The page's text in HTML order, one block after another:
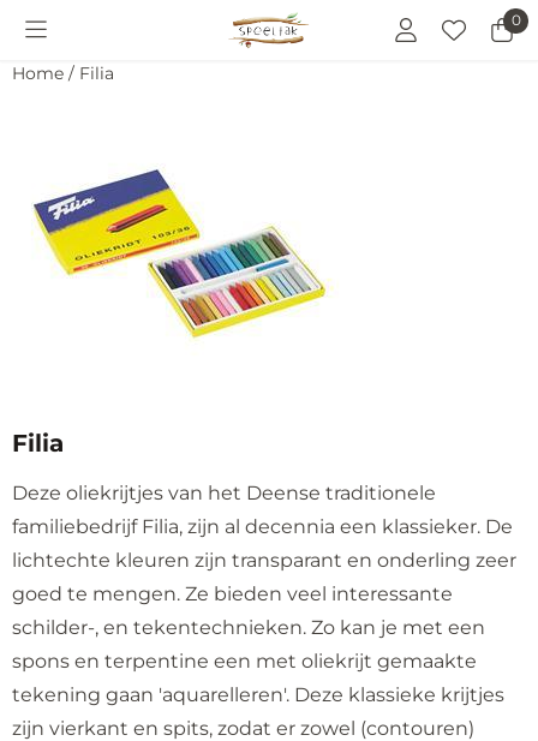
Cookievoorkeuren zijn momenteel gesloten. 0
Home / Filia
Filia
Deze oliekrijtjes van het Deense traditionele
familiebedrijf Filia, zijn al decennia een klassieker. De
lichtechte kleuren zijn transparant en onderling zeer
goed te mengen. Ze bieden veel interessante
schilder-, en tekentechnieken. Zo kan je met een
spons en terpentine een met oliekrijt gemaakte
tekening gaan 'aquarelleren'. Deze klassieke krijtjes
zijn vierkant en spits, zodat er zowel (contouren)